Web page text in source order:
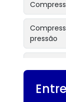
pressão
gases